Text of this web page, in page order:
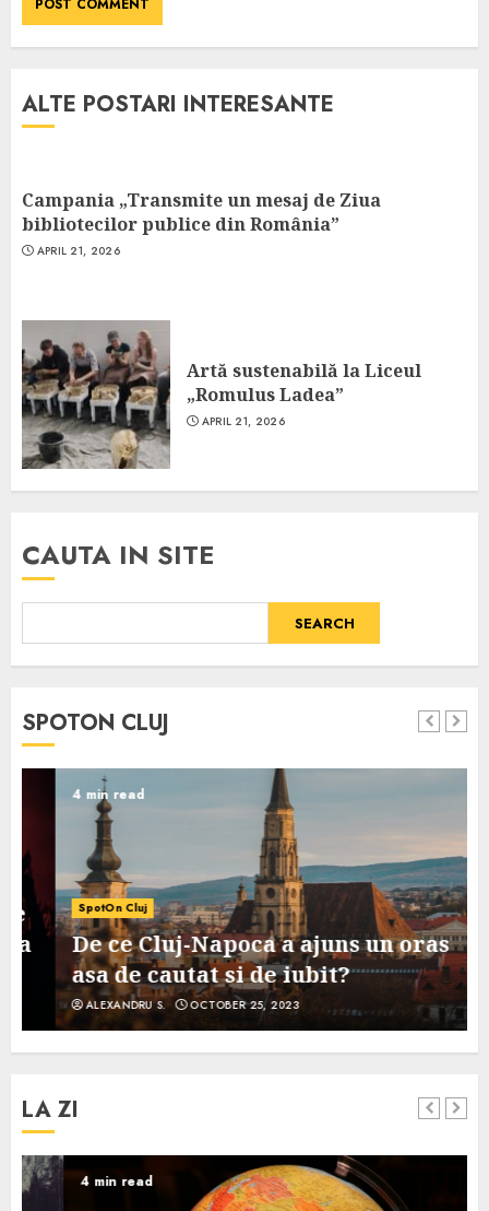
ALTE POSTARI INTERESANTE
Campania „Transmite un mesaj de Ziua
bibliotecilor publice din România”
APRIL 21, 2026
Artă sustenabilă la Liceul
„Romulus Ladea”
APRIL 21, 2026
CAUTA IN SITE
SEARCH
SPOTON CLUJ
4 min read
SpotOn Cluj
De ce Cluj-Napoca a ajuns un oras
asa de cautat si de iubit?
ALEXANDRU S. OCTOBER 25, 2023
LA ZI
4 min read